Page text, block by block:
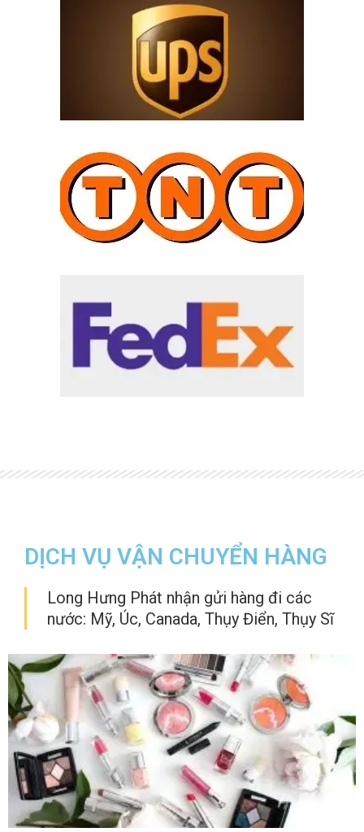
DỊCH VỤ VẬN CHUYỂN HÀNG
Long Hưng Phát nhận gửi hàng đi các
nước: Mỹ, Úc, Canada, Thụy Điển, Thụy Sĩ